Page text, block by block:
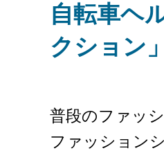
自転車ヘ
クション
普段のファッ
ファッション